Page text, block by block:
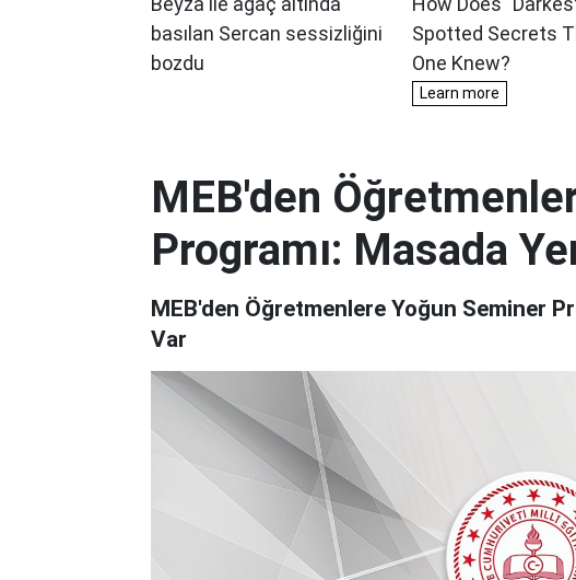
MEB'den
Programı: Masada
MEB'den Öğretmenlere Yoğun Seminer
Var